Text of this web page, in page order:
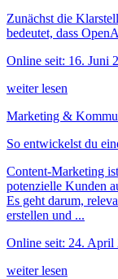
Zunächst die
bedeutet, dass
Online seit: 16. Juni
weiter lesen
Marketing &
So entwickelst du
Content-Marketing
potenzielle Kunden
Es geht darum,
erstellen und ...
Online seit: 24. April
weiter lesen